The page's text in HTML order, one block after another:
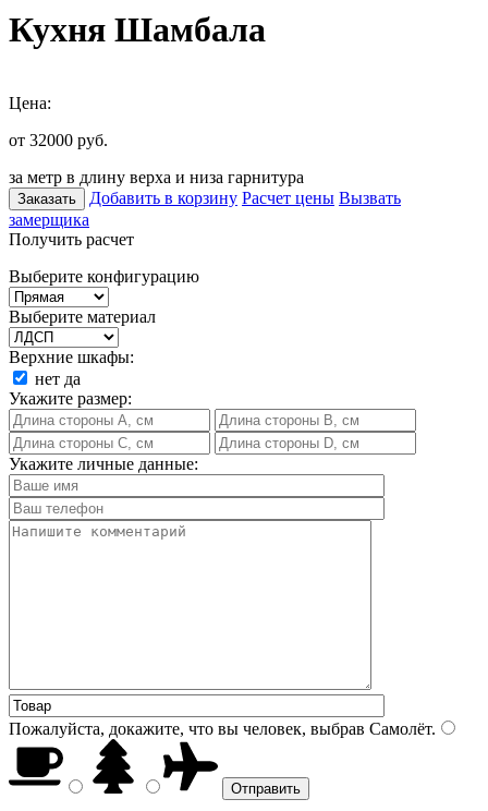
Кухня Шамбала
Цена:
от 32000 руб.
за метр в длину верха и низа гарнитура
Заказать Добавить в корзину Расчет цены Вызвать
замерщика
Получить расчет
Выберите конфигурацию
Выберите материал
Верхние шкафы:
нет да
Укажите размер:
Укажите личные данные:
Пожалуйста, докажите, что вы человек, выбрав Самолёт.